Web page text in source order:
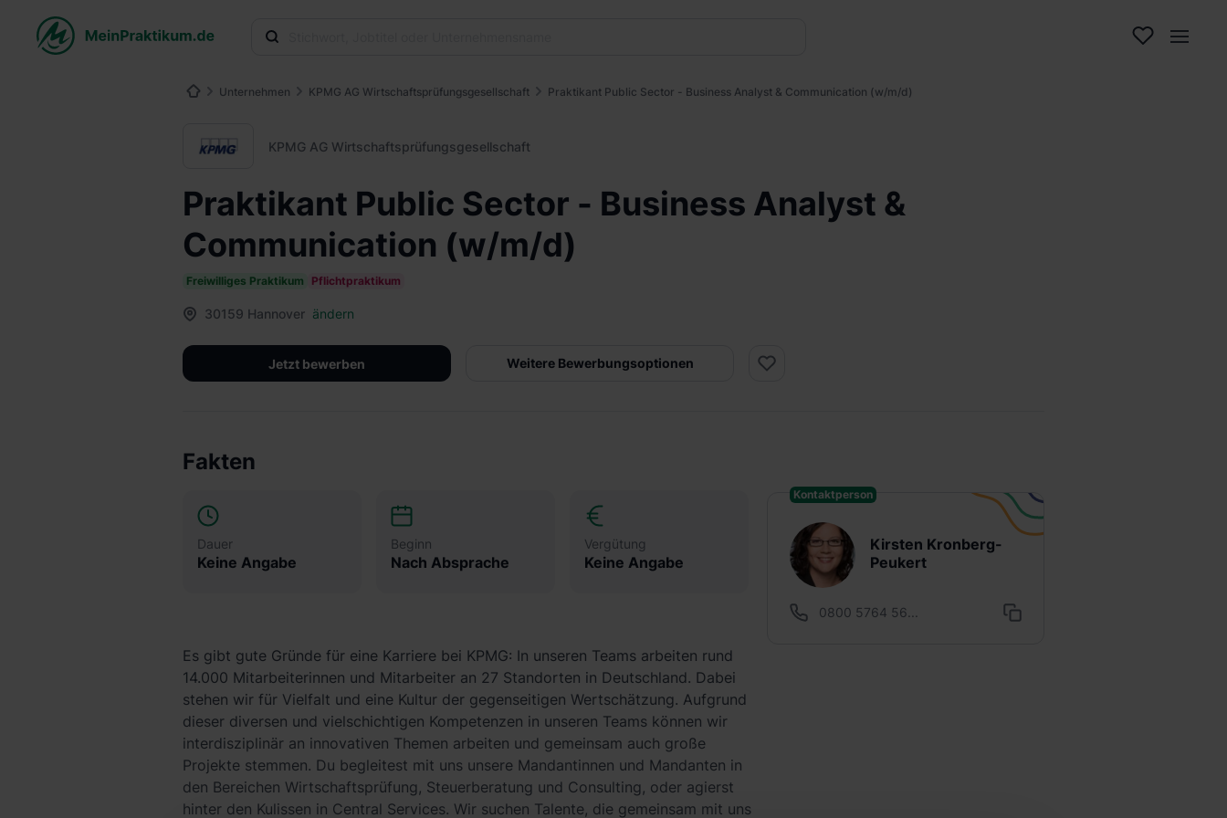
Unternehmen KPMG AG Wirtschaftsprüfungsgesellschaft Praktikant Public Sector - Business Analyst & Communication (w/m/d)
KPMG AG Wirtschaftsprüfungsgesellschaft
Praktikant Public Sector - Business Analyst &
Communication (w/m/d)
Freiwilliges Praktikum Pflichtpraktikum
30159 Hannover ändern
Jetzt bewerben Weitere Bewerbungsoptionen
Fakten
Dauer
Keine Angabe
Beginn
Nach Absprache
Vergütung
Keine Angabe
Es gibt gute Gründe für eine Karriere bei KPMG: In unseren Teams arbeiten rund
14.000 Mitarbeiterinnen und Mitarbeiter an 27 Standorten in Deutschland. Dabei
stehen wir für Vielfalt und eine Kultur der gegenseitigen Wertschätzung. Aufgrund
dieser diversen und vielschichtigen Kompetenzen in unseren Teams können wir
interdisziplinär an innovativen Themen arbeiten und gemeinsam auch große
Projekte stemmen. Du begleitest mit uns unsere Mandantinnen und Mandanten in
den Bereichen Wirtschaftsprüfung, Steuerberatung und Consulting, oder agierst
hinter den Kulissen in Central Services. Wir suchen Talente, die gemeinsam mit uns
Kontaktperson
Kirsten Kronberg-
Peukert
0800 5764 56...